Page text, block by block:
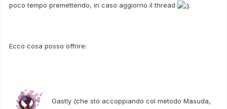
poco tempo premettendo, in caso aggiorno il thread
.
Ecco cosa posso offrire:
Gastly (che sto accoppiando col metodo Masuda,